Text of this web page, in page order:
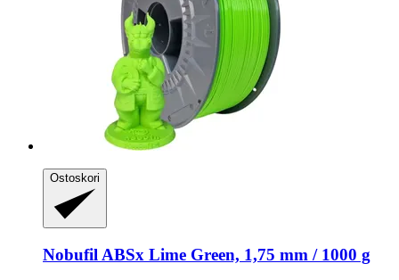
Ostoskori
Nobufil ABSx Lime Green, 1,75 mm / 1000 g